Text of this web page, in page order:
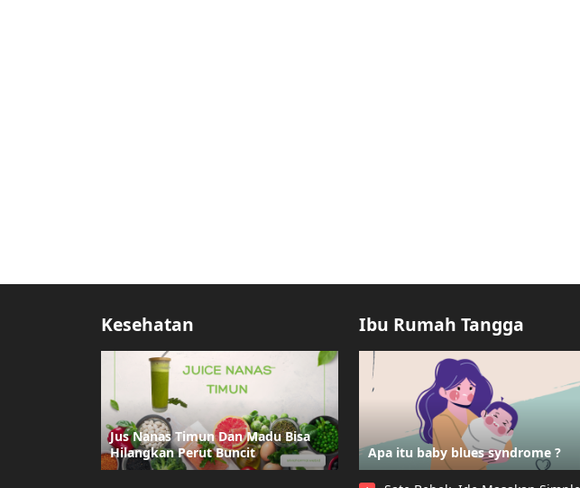
Kesehatan
Jus Nanas Timun Dan Madu Bisa
Hilangkan Perut Buncit
Ibu Rumah Tangga
Apa itu baby blues syndrome ?